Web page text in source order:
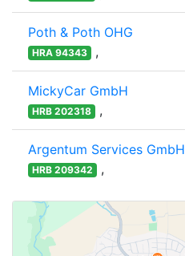
Poth & Poth OHG
HRA 94343 ,
MickyCar GmbH
HRB 202318 ,
Argentum Services GmbH
HRB 209342 ,